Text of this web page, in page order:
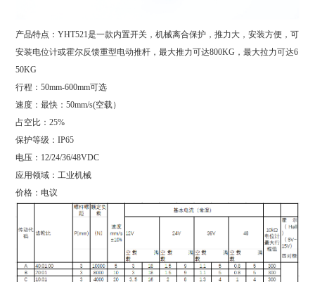
产品特点：YHT521是一款内置开关，机械离合保护，推力大，安装方便，可
安装电位计或霍尔反馈重型电动推杆，最大推力可达800KG，最大拉力可达6
50KG
行程：50mm-600mm可选
速度：最快：50mm/s(空载）
占空比：25%
保护等级：IP65
电压：12/24/36/48VDC
应用领域：工业机械
价格：电议